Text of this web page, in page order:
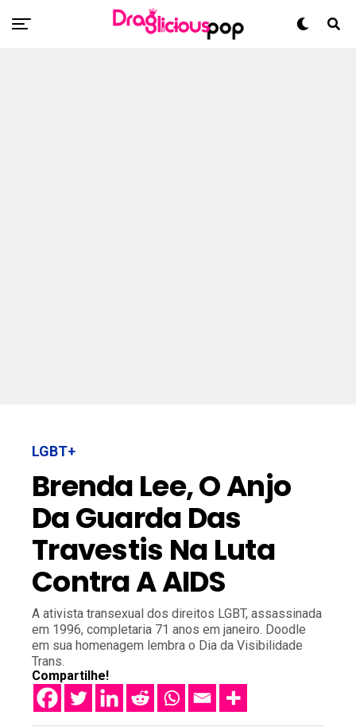
LGBT+
Brenda Lee, O Anjo
Da Guarda Das
Travestis Na Luta
Contra A AIDS
A ativista transexual dos direitos LGBT, assassinada
em 1996, completaria 71 anos em janeiro. Doodle
em sua homenagem lembra o Dia da Visibilidade
Trans.
Compartilhe!